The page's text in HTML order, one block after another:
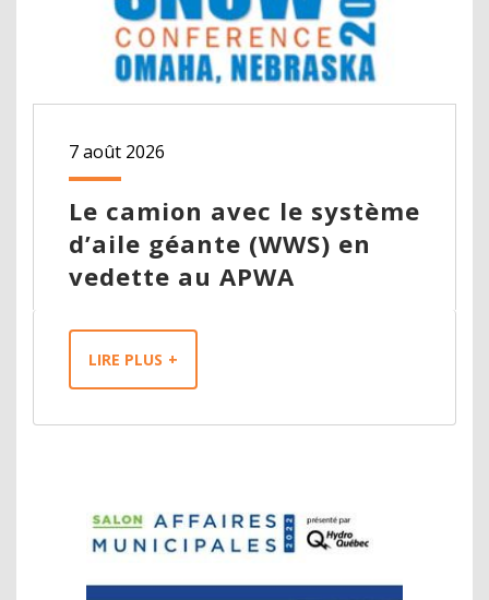
Le camion avec le système
d’aile géante (WWS) en
vedette au APWA
7 août 2026
LIRE PLUS